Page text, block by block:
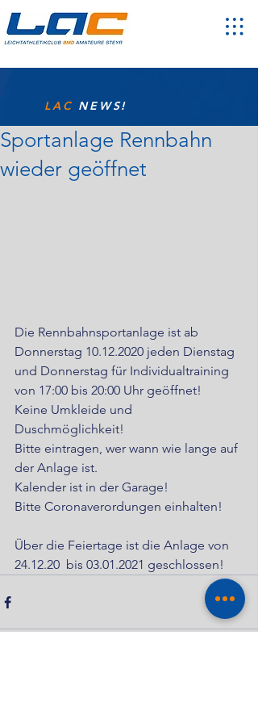
LAC NEWS!
Sportanlage Rennbahn
wieder geöffnet
Die Rennbahnsportanlage ist ab
Donnerstag 10.12.2020 jeden Dienstag
und Donnerstag für Individualtraining
von 17:00 bis 20:00 Uhr geöffnet!
Keine Umkleide und
Duschmöglichkeit!
Bitte eintragen, wer wann wie lange auf
der Anlage ist.
Kalender ist in der Garage!
Bitte Coronaverordungen einhalten!
Über die Feiertage ist die Anlage von
24.12.20  bis 03.01.2021 geschlossen!